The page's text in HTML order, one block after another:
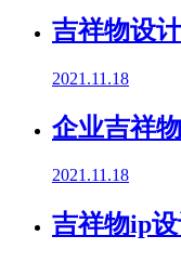
吉祥物设
2021.11.18
企业吉祥
2021.11.18
吉祥物ip